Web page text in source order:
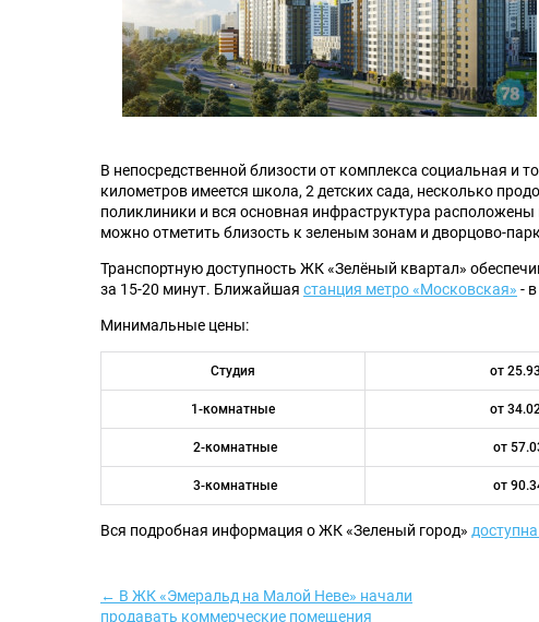
В непосредственной близости от комплекса социальная и
километров имеется школа, 2 детских сада, несколько
поликлиники и вся основная инфраструктура
можно отметить близость к зеленым зонам и дворцово-
Транспортную доступность ЖК «Зелёный квартал»
за 15-20 минут. Ближайшая станция метро «Московская» -
Минимальные цены:
Студия от
1-комнатные от
2-комнатные от
3-комнатные от
Вся подробная информация о ЖК «Зеленый город»
← В ЖК «Эмеральд на Малой Неве» начали
продавать коммерческие помещения